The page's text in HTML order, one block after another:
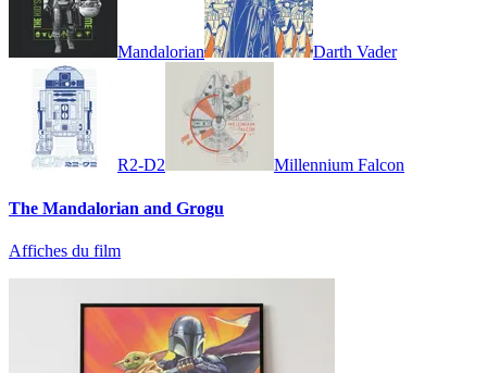
Mandalorian Darth Vader
R2-D2 Millennium Falcon
The Mandalorian and Grogu
Affiches du film